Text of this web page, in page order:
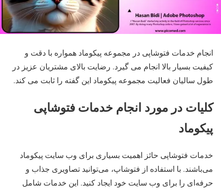
انجام خدمات فتوشاپی در مجموعه پیکوماد همواره با دقت و
کیفیت بسیار بالا انجام می گیرد. رضایت بالای مشتریان عزیز در
طول سالیان فعالیت مجموعه پیکوماد این گفته را ثابت می کند.
کلیات در مورد انجام خدمات فتوشاپی
پیکوماد
خدمات فتوشاپی حائز اهمیت بسیاری برای وب سایت پیکوماد
می‌باشند. با استفاده از فتوشاپ، می‌توانید تصاویری جذاب و
حرفه‌ای را برای وب سایت خود ایجاد کنید. این خدمات شامل